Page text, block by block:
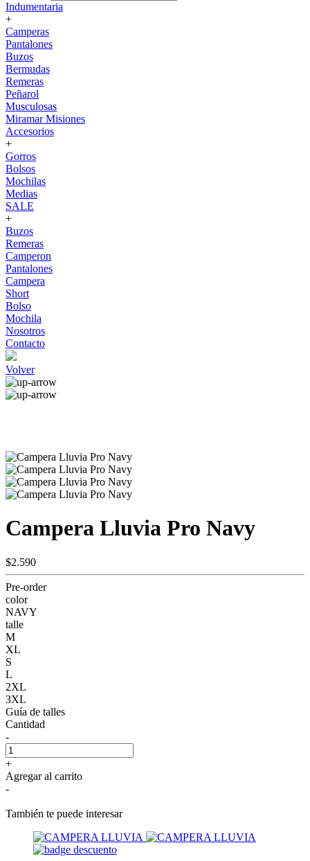
Indumentaria
+
Camperas
Pantalones
Buzos
Bermudas
Remeras
Peñarol
Musculosas
Miramar Misiones
Accesorios
+
Gorros
Bolsos
Mochilas
Medias
SALE
+
Buzos
Remeras
Camperon
Pantalones
Campera
Short
Bolso
Mochila
Nosotros
Contacto
Volver
Campera Lluvia Pro Navy
$2.590
Pre-order
color
NAVY
talle
M
XL
S
L
2XL
3XL
Guía de talles
Cantidad
-
+
Agregar al carrito
-
También te puede interesar